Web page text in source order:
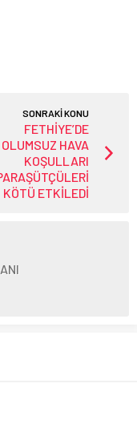
SONRAKİ KONU
FETHİYE’DE
OLUMSUZ HAVA
KOŞULLARI
KÖTÜ ETKİLEDİ